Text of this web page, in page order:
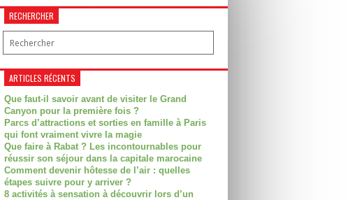
RECHERCHER
ARTICLES RÉCENTS
Que faut-il savoir avant de visiter le Grand
Canyon pour la première fois ?
Parcs d’attractions et sorties en famille à Paris
qui font vraiment vivre la magie
Que faire à Rabat ? Les incontournables pour
réussir son séjour dans la capitale marocaine
Comment devenir hôtesse de l’air : quelles
étapes suivre pour y arriver ?
8 activités à sensation à découvrir lors d’un